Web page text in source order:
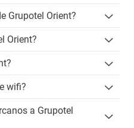
Grupotel Orient?
Orient?
wifi?
a Grupotel